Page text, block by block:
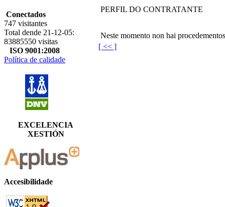
Conectados
747 visitantes
Total dende 21-12-05:
83885550 visitas
ISO 9001:2008
Política de calidade
EXCELENCIA
XESTIÓN
Accesibilidade
PERFIL DO CONTRATANTE
Neste momento non hai
[ << ]